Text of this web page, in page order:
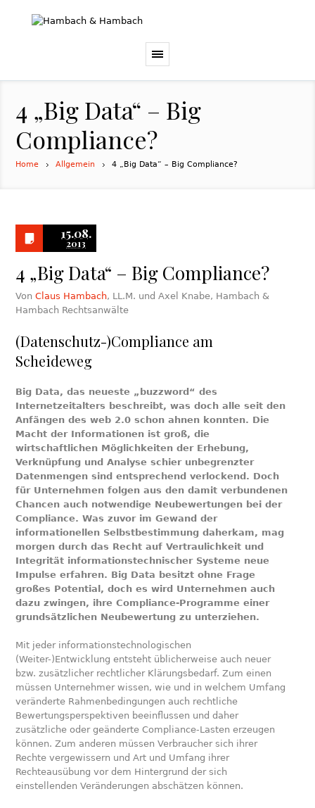
4 „Big Data“ – Big
Compliance?
Home Allgemein 4 „Big Data“ – Big Compliance?
15.08.
2013
4 „Big Data“ – Big Compliance?
VonClaus Hambach, LL.M. und Axel Knabe, Hambach &
Hambach Rechtsanwälte
(Datenschutz-)Compliance am
Scheideweg
Big Data, das neueste „buzzword“ des
Internetzeitalters beschreibt, was doch alle seit den
Anfängen des web 2.0 schon ahnen konnten. Die
Macht der Informationen ist groß, die
wirtschaftlichen Möglichkeiten der Erhebung,
Verknüpfung und Analyse schier unbegrenzter
Datenmengen sind entsprechend verlockend. Doch
für Unternehmen folgen aus den damit verbundenen
Chancen auch notwendige Neubewertungen bei der
Compliance. Was zuvor im Gewand der
informationellen Selbstbestimmung daherkam, mag
morgen durch das Recht auf Vertraulichkeit und
Integrität informationstechnischer Systeme neue
Impulse erfahren. Big Data besitzt ohne Frage
großes Potential, doch es wird Unternehmen auch
dazu zwingen, ihre Compliance-Programme einer
grundsätzlichen Neubewertung zu unterziehen.
Mit jeder informationstechnologischen
(Weiter-)Entwicklung entsteht üblicherweise auch neuer
bzw. zusätzlicher rechtlicher Klärungsbedarf. Zum einen
müssen Unternehmer wissen, wie und in welchem Umfang
veränderte Rahmenbedingungen auch rechtliche
Bewertungsperspektiven beeinflussen und daher
zusätzliche oder geänderte Compliance-Lasten erzeugen
können. Zum anderen müssen Verbraucher sich ihrer
Rechte vergewissern und Art und Umfang ihrer
Rechteausübung vor dem Hintergrund der sich
einstellenden Veränderungen abschätzen können.